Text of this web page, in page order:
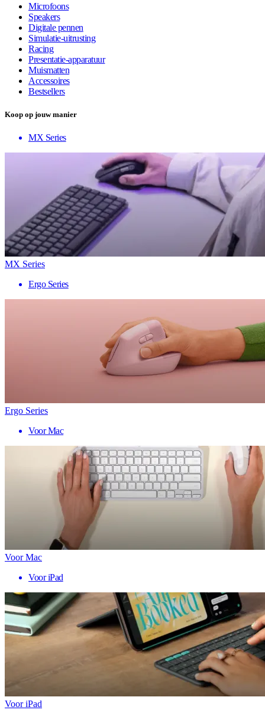
Microfoons
Speakers
Digitale pennen
Simulatie-uitrusting
Racing
Presentatie-apparatuur
Muismatten
Accessoires
Bestsellers
Koop op jouw manier
MX Series
MX Series
Ergo Series
Ergo Series
Voor Mac
Voor Mac
Voor iPad
Voor iPad